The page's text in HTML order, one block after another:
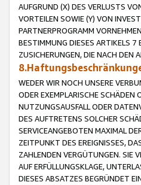
AUFGRUND (X) DES VERLUSTS
VORTEILEN SOWIE (Y) VON
PARTNERPROGRAMM
BESTIMMUNG DIESES ARTIKELS 7
ZUSICHERUNGEN, DIE NACH DEN
WEDER WIR NOCH UNSERE
ODER EXEMPLARISCHE SCHÄDEN
NUTZUNGSAUSFALL ODER
DES AUFTRETENS SOLCHER
SERVICEANGEBOTEN MAXIMAL
ZEITPUNKT DES EREIGNISSES,
ZAHLENDEN VERGÜTUNGEN. SIE
AUF ERFÜLLUNGSKLAGE,
DIESES ABSATZES BEGRÜNDET